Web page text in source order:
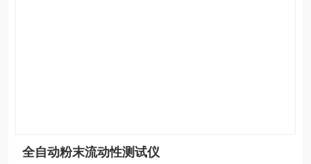
全自动粉末流动性测试仪